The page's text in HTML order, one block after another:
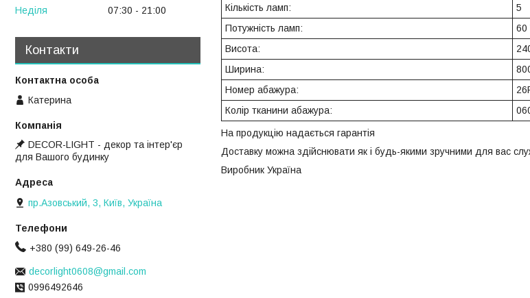
Кількість ламп:
5
Потужність ламп:
60
Висота:
Ширина:
Номер абажура:
Колір тканини абажура:
На продукцію надається гарантія
Доставку можна здійснювати як і будь-якими зручними для вас
Виробник Україна
Неділя
07:30 21:00
Контакти
Катерина
DECOR-LIGHT - декор та інтер'єр
для Вашого будинку
пр.Азовський, 3, Київ, Україна
+380 (99) 649-26-46
decorlight0608@gmail.com
0996492646